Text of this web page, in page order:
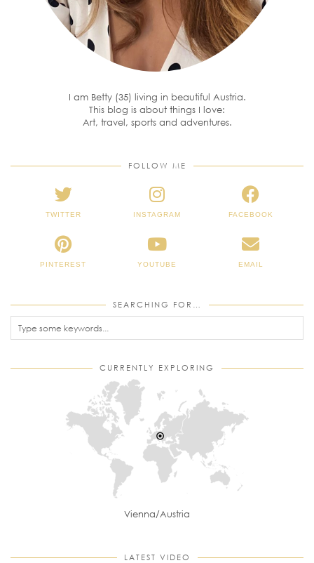
I am Betty (35) living in beautiful Austria.
This blog is about things I love:
Art, travel, sports and adventures.
FOLLOW ME
TWITTER INSTAGRAM FACEBOOK
PINTEREST YOUTUBE EMAIL
SEARCHING FOR…
CURRENTLY EXPLORING
Vienna/Austria
LATEST VIDEO